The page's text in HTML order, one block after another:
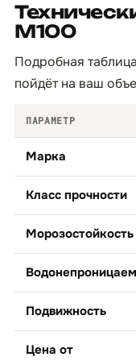
М100
Подробная
пойдёт на ваш
ПАРАМЕТР
Марка
Класс прочности
Морозостойкость
Подвижность
Цена от